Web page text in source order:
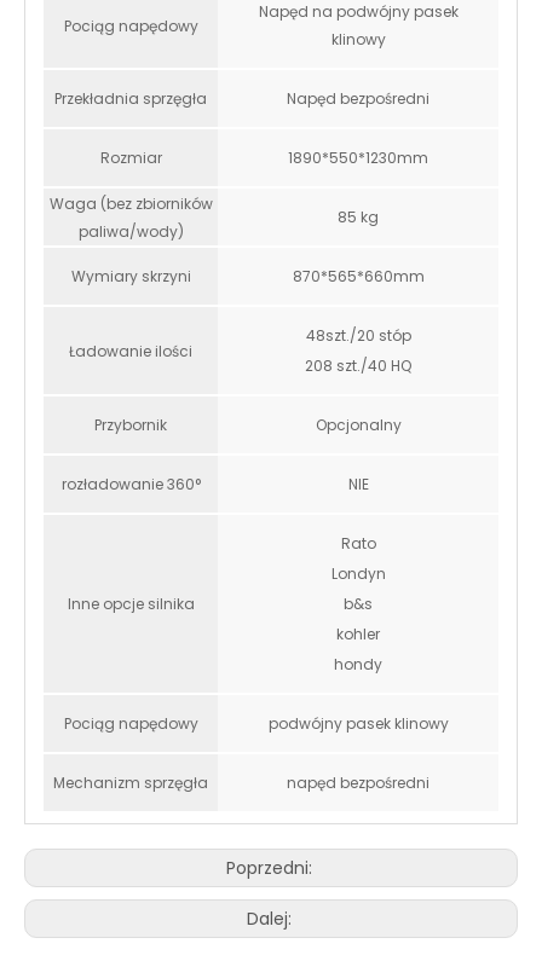
Pociąg napędowy
Napęd na podwójny pasek
klinowy
Przekładnia sprzęgła Napęd bezpośredni
Rozmiar 1890*550*1230mm
Waga (bez zbiorników
paliwa/wody)
85 kg
Wymiary skrzyni 870*565*660mm
Ładowanie ilości
48szt./20 stóp
208 szt./40 HQ
Przybornik Opcjonalny
rozładowanie 360° NIE
Inne opcje silnika
Rato
Londyn
b&s
kohler
hondy
Pociąg napędowy podwójny pasek klinowy
Mechanizm sprzęgła napęd bezpośredni
Poprzedni:
Dalej: